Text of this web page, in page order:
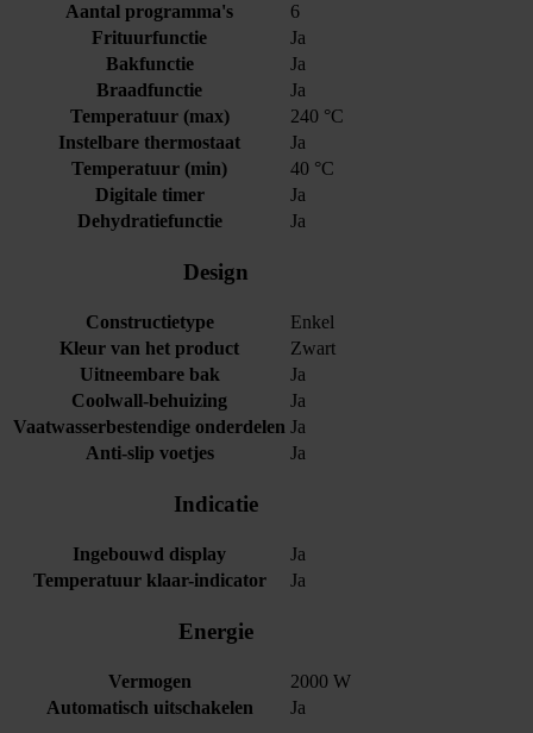
Aantal programma's
6
Frituurfunctie
Ja
Bakfunctie
Ja
Braadfunctie
Ja
Temperatuur (max)
240 °C
Instelbare thermostaat
Ja
Temperatuur (min)
40 °C
Digitale timer
Ja
Dehydratiefunctie
Ja
Design
Constructietype
Enkel
Kleur van het product
Zwart
Uitneembare bak
Ja
Coolwall-behuizing
Ja
Vaatwasserbestendige onderdelen Ja
Anti-slip voetjes
Ja
Indicatie
Ingebouwd display
Ja
Temperatuur klaar-indicator
Ja
Energie
Vermogen
2000 W
Automatisch uitschakelen
Ja